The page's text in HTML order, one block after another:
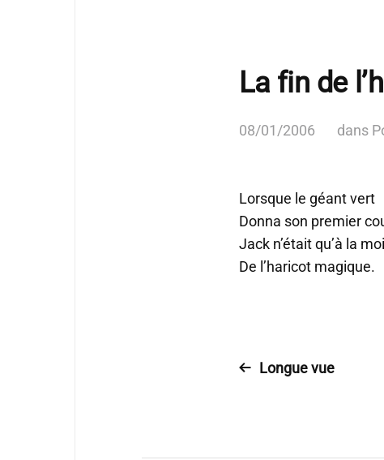
La fin de
08/01/2006 dans
Lorsque le géant vert
Donna son premier
Jack n’était qu’à la
De l’haricot magique.
Longue vue